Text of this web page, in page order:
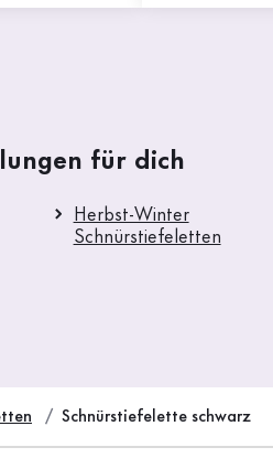
für dich
Herbst-Winter
Schnürstiefeletten
Schnürstiefelette schwarz